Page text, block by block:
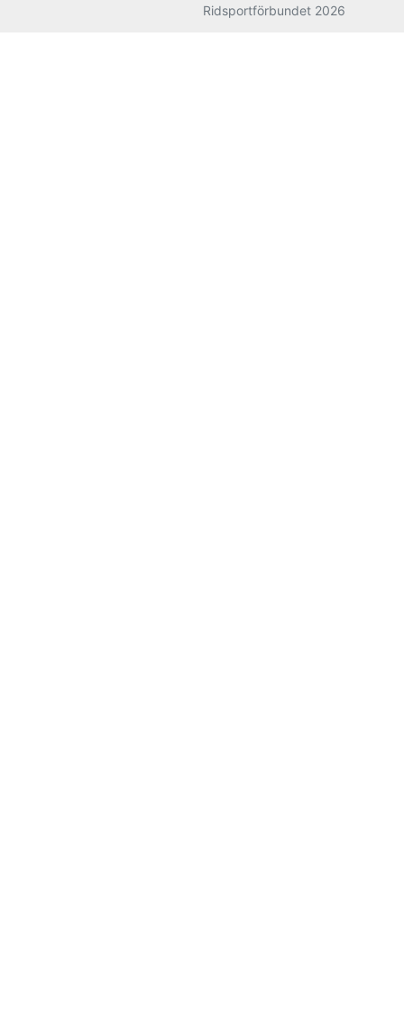
Ridsportförbundet 2026